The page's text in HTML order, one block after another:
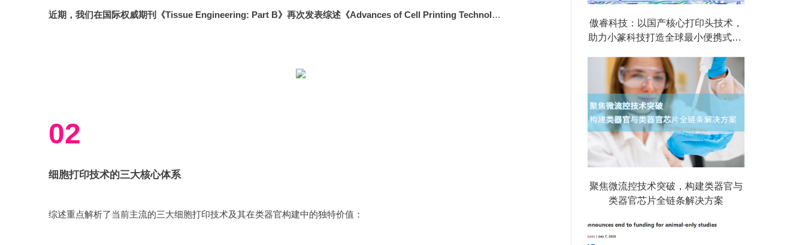
近期， 我们在国际权威期刊《Tissue Engineering: Part B》再次发表综述《Advances of Cell Printing Technology in Organoid Engineering》，系统梳理了细胞打印技术与类器官工程的深度融合，揭示了该领域的核心突破与未来趋势。
02
细胞打印技术的三大核心体系
综述重点解析了当前主流的三大细胞打印技术及其在类器官构建中的独特价值：
傲睿科技：以国产核心打印头技术，
助力小篆科技打造全球最小便携式A4
聚焦微流控技术突破，构建类器官与
类器官芯片全链条解决方案